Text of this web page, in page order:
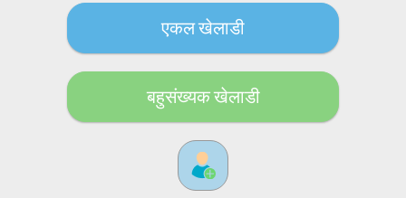
एकल खेलाडी
बहुसंख्यक खेलाडी